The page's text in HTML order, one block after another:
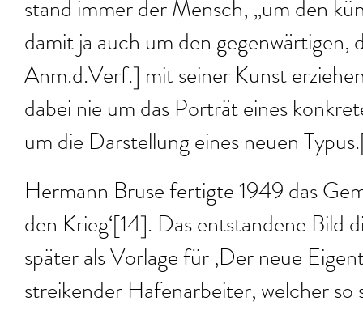
stand immer der Mensch, „um den
damit ja auch um den gegenwärtigen,
Anm.d.Verf.] mit seiner Kunst
dabei nie um das Porträt eines
um die Darstellung eines neuen
Hermann Bruse fertigte 1949 das
den Krieg‘[14]. Das entstandene Bild
später als Vorlage für ‚Der neue
streikender Hafenarbeiter, welcher so